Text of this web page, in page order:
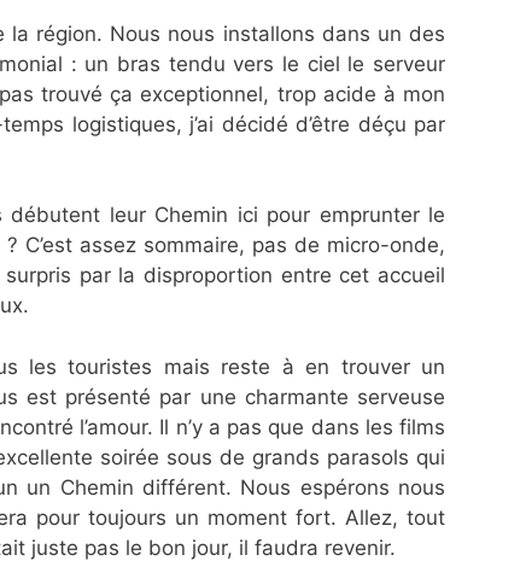
région. Nous nous installons dans un des
: un bras tendu vers le ciel le serveur
trouvé ça exceptionnel, trop acide à mon
logistiques, j’ai décidé d’être déçu par
leur Chemin ici pour emprunter le
C’est assez sommaire, pas de micro-onde,
par la disproportion entre cet accueil
les touristes mais reste à en trouver un
est présenté par une charmante serveuse
l’amour. Il n’y a pas que dans les films
soirée sous de grands parasols qui
un Chemin différent. Nous espérons nous
pour toujours un moment fort. Allez, tout
juste pas le bon jour, il faudra revenir.